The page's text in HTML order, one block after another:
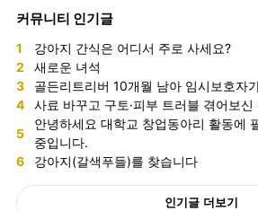
커뮤니티 인기글
1 강아지 간식은 어디서 주로 사세요?
2 새로운 녀석
3 골든리트리버 10개월 남아 임시보호자
4 사료 바꾸고 구토·피부 트러블 겪어보신
5
안녕하세요 대학교 창업동아리 활동에
중입니다.
6 강아지(갈색푸들)를 찾습니다
인기글 더보기